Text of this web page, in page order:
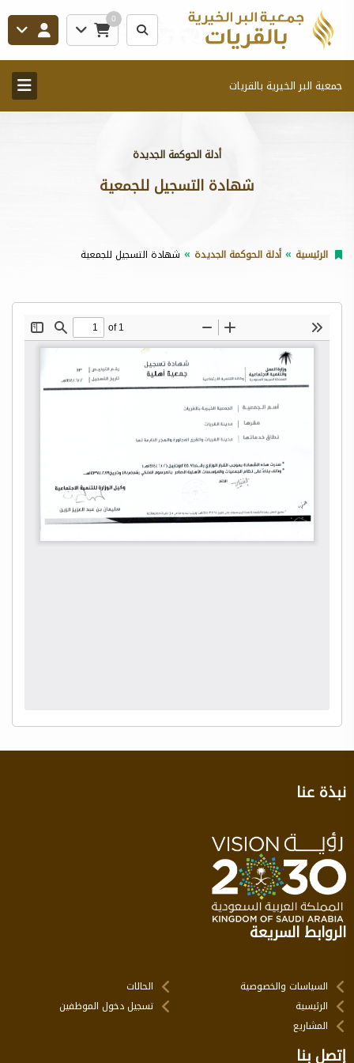
0
جمعية البر الخيرية بالقريات
أدلة الحوكمة الجديدة
شهادة التسجيل للجمعية
الرئيسية أدلة الحوكمة الجديدة شهادة التسجيل للجمعية
نبذة عنا
الروابط السريعة
السياسات والخصوصية
الرئيسية
المشاريع
الحالات
تسجيل دخول الموظفين
إتصل بنا